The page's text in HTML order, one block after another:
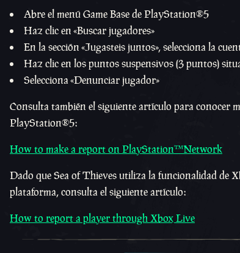
Abre el menú Game Base de PlayStation®5
Haz clic en «Buscar jugadores»
En la sección «Jugasteis juntos», selecciona la
Haz clic en los puntos suspensivos (3 puntos)
Selecciona «Denunciar jugador»
Consulta también el siguiente artículo para conocer
PlayStation®5:
How to make a report on PlayStation™Network
Dado que Sea of Thieves utiliza la funcionalidad de
plataforma, consulta el siguiente artículo:
How to report a player through Xbox Live